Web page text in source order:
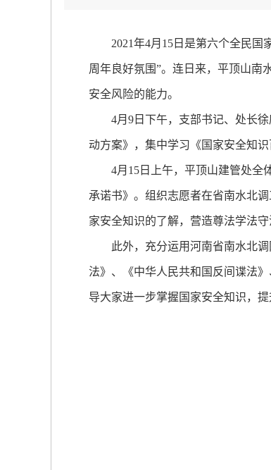
2021年4月15日是第六个全民国
周年良好氛围”。连日来，平顶山南
安全风险的能力。
4月9日下午，支部书记、处长徐
动方案》，集中学习《国家安全知
4月15日上午，平顶山建管处全体
承诺书》。组织志愿者在省南水北
家安全知识的了解，营造尊法学法
此外，充分运用河南省南水北调
法》、《中华人民共和国反间谍法
导大家进一步掌握国家安全知识，